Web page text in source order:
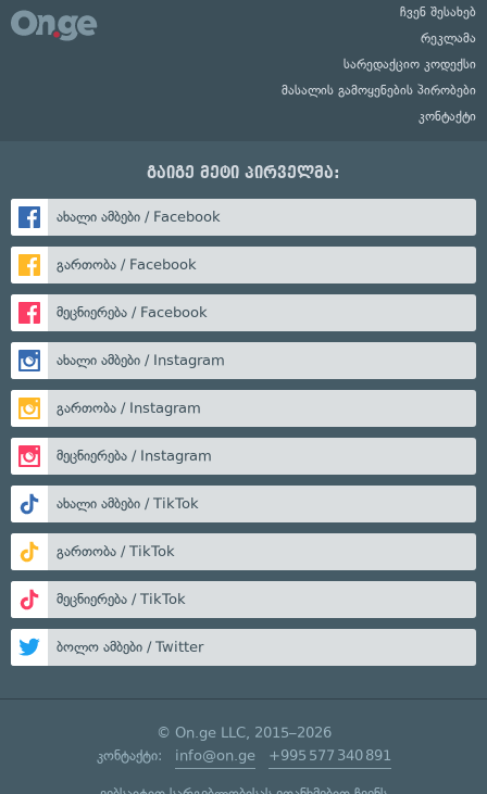
ჩვენ შესახებ
რეკლამა
სარედაქციო კოდექსი
მასალის გამოყენების პირობები
კონტაქტი
გაიგე მეტი პირველმა:
ახალი ამბები / Facebook
გართობა / Facebook
მეცნიერება / Facebook
ახალი ამბები / Instagram
გართობა / Instagram
მეცნიერება / Instagram
ახალი ამბები / TikTok
გართობა / TikTok
მეცნიერება / TikTok
ბოლო ამბები / Twitter
© On.ge LLC, 2015–2026
კონტაქტი: info@on.ge +995 577 340 891